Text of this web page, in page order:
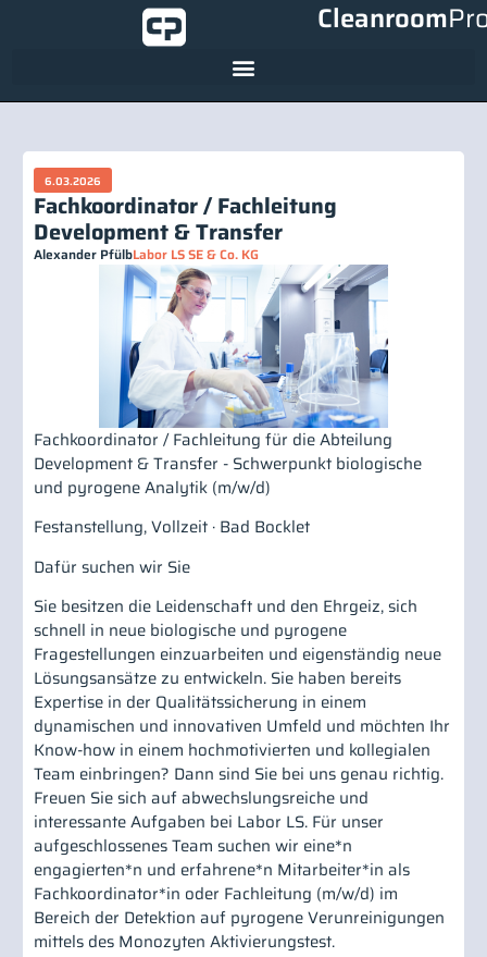
Cleanroom
6.03.2026
Fachkoordinator / Fachleitung
Development & Transfer
Alexander PfülbLabor LS SE & Co. KG
Fachkoordinator / Fachleitung für die Abteilung
Development & Transfer - Schwerpunkt biologische
und pyrogene Analytik (m/w/d)
Festanstellung, Vollzeit · Bad Bocklet
Dafür suchen wir Sie
Sie besitzen die Leidenschaft und den Ehrgeiz, sich
schnell in neue biologische und pyrogene
Fragestellungen einzuarbeiten und eigenständig neue
Lösungsansätze zu entwickeln. Sie haben bereits
Expertise in der Qualitätssicherung in einem
dynamischen und innovativen Umfeld und möchten Ihr
Know-how in einem hochmotivierten und kollegialen
Team einbringen? Dann sind Sie bei uns genau richtig.
Freuen Sie sich auf abwechslungsreiche und
interessante Aufgaben bei Labor LS. Für unser
aufgeschlossenes Team suchen wir eine*n
engagierten*n und erfahrene*n Mitarbeiter*in als
Fachkoordinator*in oder Fachleitung (m/w/d) im
Bereich der Detektion auf pyrogene Verunreinigungen
mittels des Monozyten Aktivierungstest.